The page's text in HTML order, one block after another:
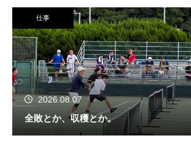
仕事
2026.08.07
全敗とか、収穫とか。